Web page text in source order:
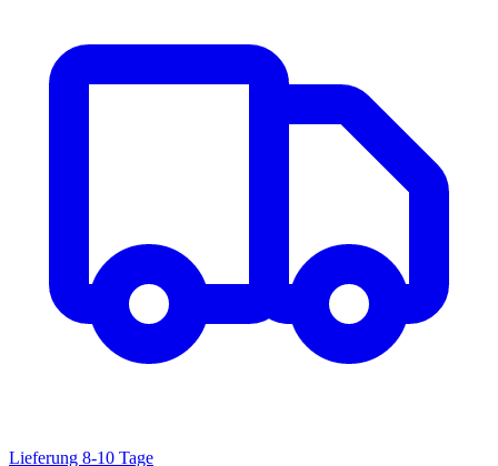
Lieferung 8-10 Tage